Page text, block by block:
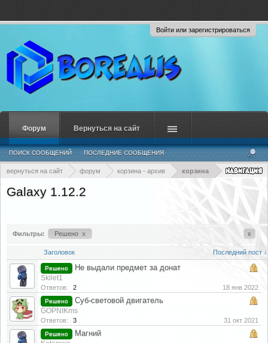
Войти или зарегистрироваться
вернуться на сайт форум корзина - архив корзина
Galaxy 1.12.2
Фильтры: Решено x x
Заголовок Последний пост ↓
Решено Не выдали предмет за донат
Skilet1
Ответов: 2 18 янв 2022
Решено Суб-световой двигатель
GOPNIKms
Ответов: 3 31 окт 2021
Решено Магний
Форум
ПОИСК СООБЩЕНИЙ ПОСЛЕДНИЕ СООБЩЕНИЯ
Вернуться на сайт